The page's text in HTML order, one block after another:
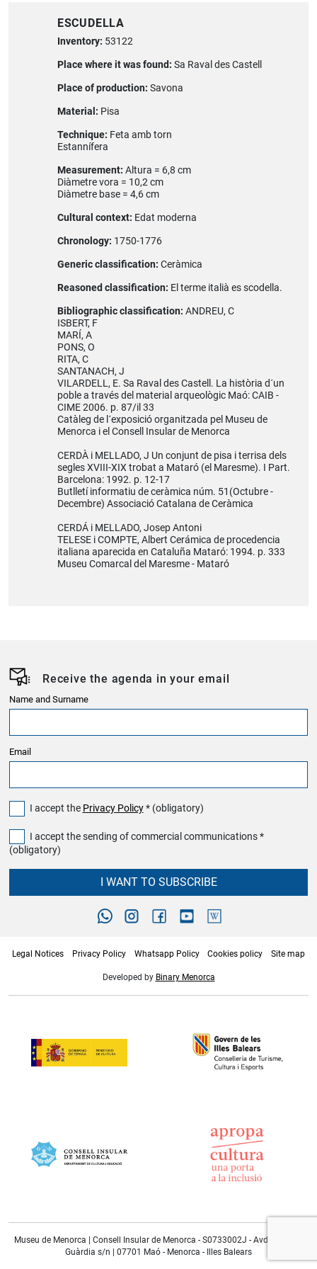
ESCUDELLA
Inventory: 53122
Place where it was found: Sa Raval des Castell
Place of production: Savona
Material: Pisa
Technique: Feta amb torn
Estannífera
Measurement: Altura = 6,8 cm
Diàmetre vora = 10,2 cm
Diàmetre base = 4,6 cm
Cultural context: Edat moderna
Chronology: 1750-1776
Generic classification: Ceràmica
Reasoned classification: El terme italià es scodella.
Bibliographic classification: ANDREU, C
ISBERT, F
MARÍ, A
PONS, O
RITA, C
SANTANACH, J
VILARDELL, E. Sa Raval des Castell. La història d´un
poble a través del material arqueològic Maó: CAIB -
CIME 2006. p. 87/il 33
Catàleg de l´exposició organitzada pel Museu de
Menorca i el Consell Insular de Menorca
CERDÀ i MELLADO, J Un conjunt de pisa i terrisa dels
segles XVIII-XIX trobat a Mataró (el Maresme). I Part.
Barcelona: 1992. p. 12-17
Butlletí informatiu de ceràmica núm. 51(Octubre -
Decembre) Associació Catalana de Ceràmica
CERDÁ i MELLADO, Josep Antoni
TELESE i COMPTE, Albert Cerámica de procedencia
italiana aparecida en Cataluña Mataró: 1994. p. 333
Museu Comarcal del Maresme - Mataró
Receive the agenda in your email
Name and Surname
Email
I accept the Privacy Policy* (obligatory)
I accept the sending of commercial communications *
(obligatory)
I WANT TO SUBSCRIBE
Legal Notices Privacy Policy Whatsapp Policy Cookies policy Site map
Developed by Binary Menorca
Museu de Menorca | Consell Insular de Menorca - S0733002J - Avda. Doctor
Guàrdia s/n | 07701 Maó - Menorca - Illes Balears